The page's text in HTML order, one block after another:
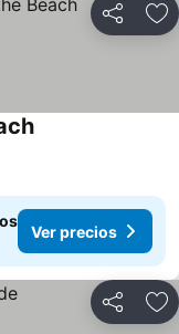
Compartir
Ver precios
Compartir